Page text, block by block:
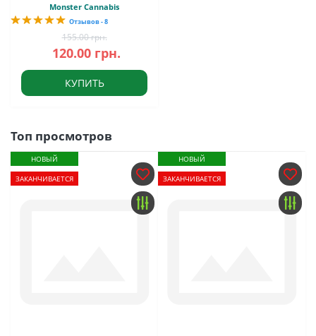
Monster Cannabis
Отзывов - 8
155.00 грн.
120.00 грн.
КУПИТЬ
Топ просмотров
НОВЫЙ
ЗАКАНЧИВАЕТСЯ
НОВЫЙ
ЗАКАНЧИВАЕТСЯ